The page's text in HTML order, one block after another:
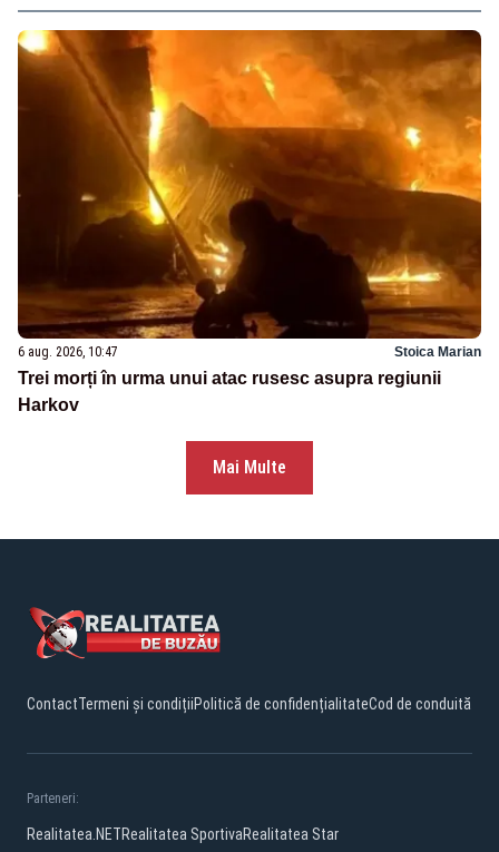
6 aug. 2026, 10:47 Stoica Marian
Trei morți în urma unui atac rusesc asupra regiunii
Harkov
Mai Multe
ContactTermeni și condițiiPolitică de confidențialitateCod de conduită
Parteneri:
Realitatea.NETRealitatea SportivaRealitatea Star